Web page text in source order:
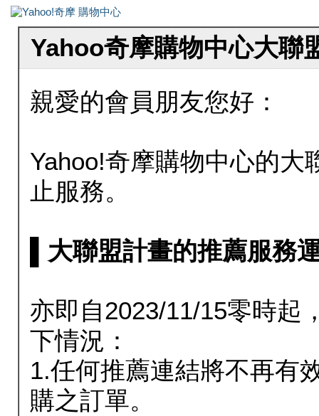
Yahoo奇摩購物中心大聯
親愛的會員朋友您好：
Yahoo!奇摩購物中心的大
止服務。
▌大聯盟計畫的推薦服務
亦即自2023/11/15零時起
下情況：
1.任何推薦連結將不再有
購之訂單。